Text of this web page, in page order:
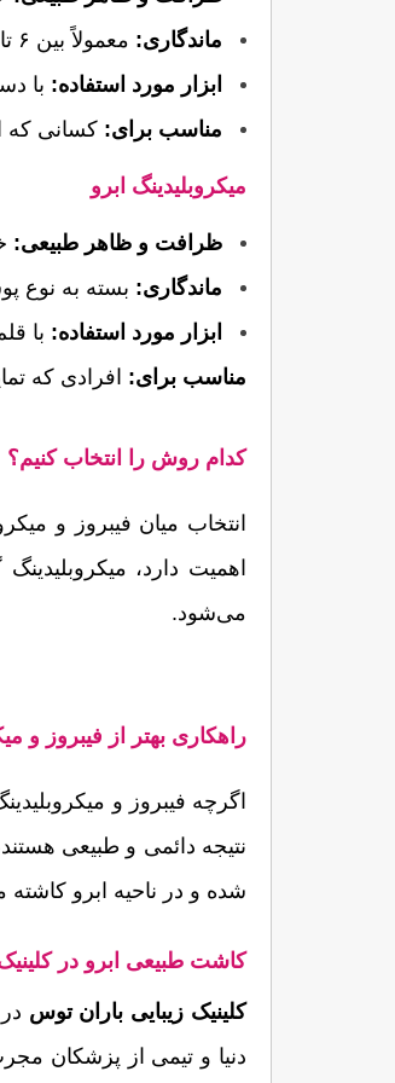
ماندگاری: معمولاً بین ۶ تا ۱۲ ماه ماندگاری دارد.
ابزار مورد استفاده: با
مناسب برای: کسانی که ابروهای کم‌پشت دارند و
میکروبلیدینگ ابرو
ظرافت و ظاهر طبیعی:
ماندگاری: بسته به نوع پوست و
ابزار مورد استفاده: با
مناسب برای: افرادی که تمایل به
کدام روش را انتخاب کنیم؟
می‌شود.
راهکاری بهتر از فیبروز و
نتیجه دائمی و طبیعی
شده و در ناحیه ابرو کاشته می‌شود. نتیجه این عمل، ابروهایی کاملاً طبیعی و دائمی است که رشد می‌کنند و مانند ابروی معمولی نیاز
کاشت طبیعی ابرو در
کلینیک زیبایی باران توس